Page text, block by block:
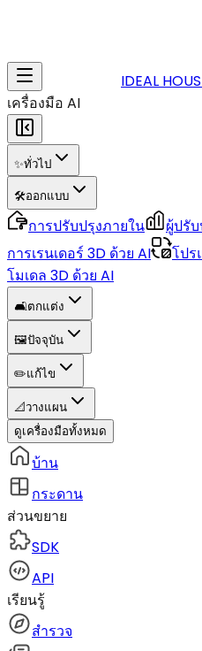
IDEAL
เครื่องมือ AI
✨ทั่วไป
🛠️ออกแบบ
การปรับปรุงภายใน ผู้ปรั
การเรนเดอร์ 3D ด้วย AI
โปร
โมเดล 3D ด้วย AI
🛋️ตกแต่ง
🖼️ปัจจุบัน
✏️แก้ไข
📐วางแผน
ดูเครื่องมือทั้งหมด
บ้าน
กระดาน
ส่วนขยาย
SDK
API
เรียนรู้
สำรวจ